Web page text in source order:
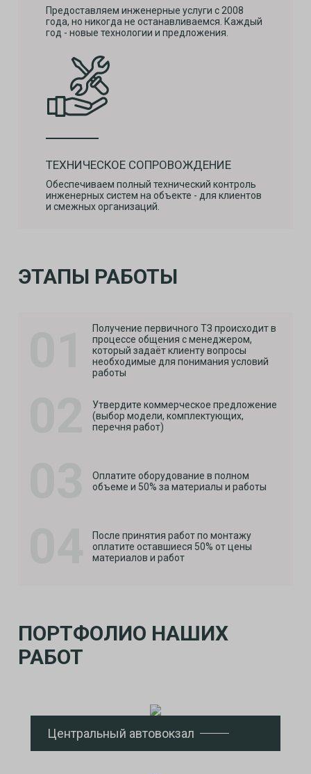
Предоставляем инженерные услуги с 2008
года, но никогда не останавливаемся. Каждый
год - новые технологии и предложения.
ТЕХНИЧЕСКОЕ СОПРОВОЖДЕНИЕ
Обеспечиваем полный технический контроль
инженерных систем на объекте - для клиентов
и смежных организаций.
ЭТАПЫ РАБОТЫ
Получение первичного ТЗ происходит в
процессе общения с менеджером,
который задаёт клиенту вопросы
необходимые для понимания условий
работы
Утвердите коммерческое предложение
(выбор модели, комплектующих,
перечня работ)
Оплатите оборудование в полном
объеме и 50% за материалы и работы
После принятия работ по монтажу
оплатите оставшиеся 50% от цены
материалов и работ
ПОРТФОЛИО НАШИХ
РАБОТ
Центральный автовокзал